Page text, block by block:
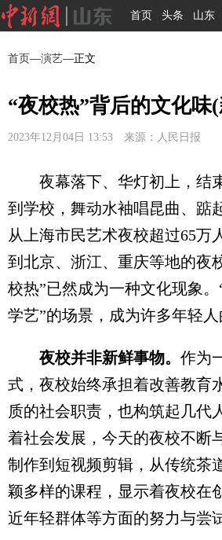
首页 头条 山东
首页—演艺—正文
“夜校热”背后的文化味
2023年12月04日 13:53 来源：人民日报
夜幕落下、华灯初上，结
到学校，舞动水袖唱昆曲、
从上海市民艺术夜校超过65万
到北京、浙江、重庆等地的夜
校热”已然成为一种文化现象
学艺”的场景，成为许多年轻人
夜校并非新鲜事物。 作为
式，夜校始终承担着改善教育
质的社会职责，也构筑起几代
着社会发展，今天的夜校不断
制作到短视频剪辑，从传统茶
颖多样的课程，显示着夜校在
近年轻群体等方面的努力与尝